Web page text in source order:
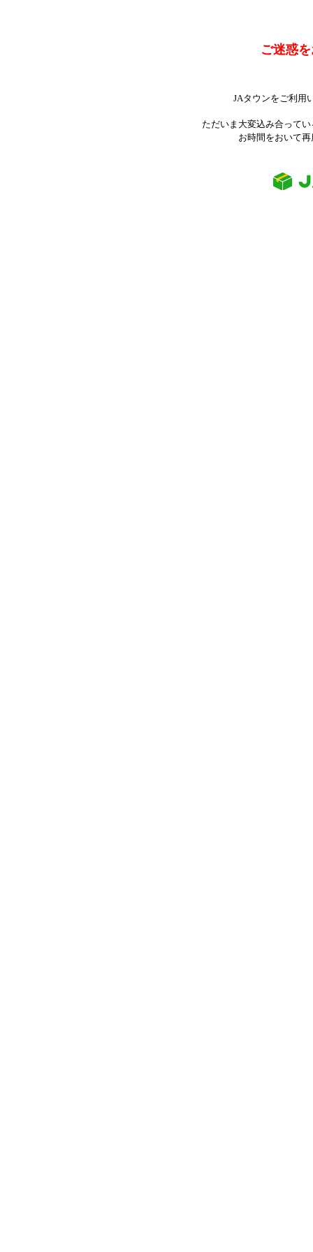
ご迷惑
JAタウンをご利用
ただいま大変込み合って
お時間をおいて